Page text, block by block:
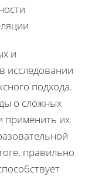
и
исследовании
подхода.
о сложных
применить их
правильно